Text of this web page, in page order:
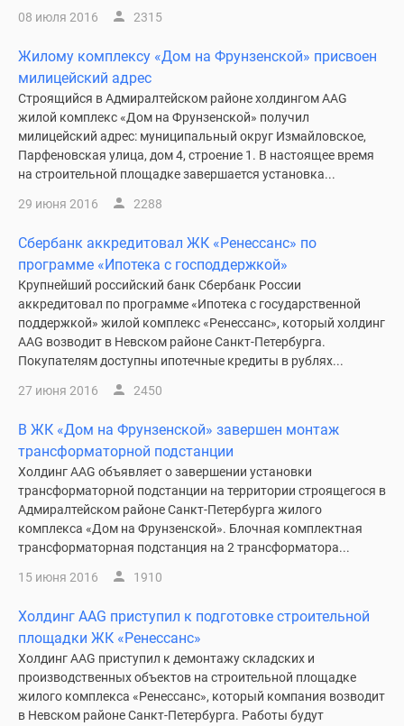
08 июля 2016 2315
Жилому комплексу «Дом на Фрунзенской» присвоен
милицейский адрес
Строящийся в Адмиралтейском районе холдингом AAG
жилой комплекс «Дом на Фрунзенской» получил
милицейский адрес: муниципальный округ Измайловское,
Парфеновская улица, дом 4, строение 1. В настоящее время
на строительной площадке завершается установка...
29 июня 2016 2288
Сбербанк аккредитовал ЖК «Ренессанс» по
программе «Ипотека с господдержкой»
Крупнейший российский банк Сбербанк России
аккредитовал по программе «Ипотека с государственной
поддержкой» жилой комплекс «Ренессанс», который холдинг
AAG возводит в Невском районе Санкт-Петербурга.
Покупателям доступны ипотечные кредиты в рублях...
27 июня 2016 2450
В ЖК «Дом на Фрунзенской» завершен монтаж
трансформаторной подстанции
Холдинг AAG объявляет о завершении установки
трансформаторной подстанции на территории строящегося в
Адмиралтейском районе Санкт-Петербурга жилого
комплекса «Дом на Фрунзенской». Блочная комплектная
трансформаторная подстанция на 2 трансформатора...
15 июня 2016 1910
Холдинг AAG приступил к подготовке строительной
площадки ЖК «Ренессанс»
Холдинг AAG приступил к демонтажу складских и
производственных объектов на строительной площадке
жилого комплекса «Ренессанс», который компания возводит
в Невском районе Санкт-Петербурга. Работы будут